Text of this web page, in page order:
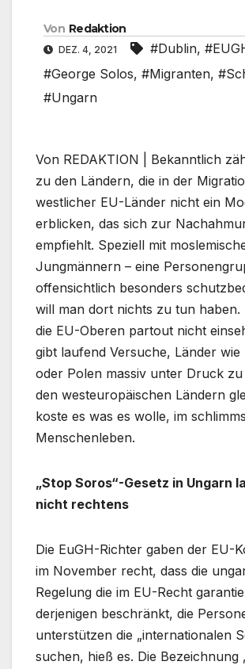
Von Redaktion
DEZ. 4, 2021 #Dublin,
#George Solos, #Migranten,
#Ungarn
Von REDAKTION | Bekanntlich
zu den Ländern, die in der
westlicher EU-Länder nicht ein
erblicken, das sich zur
empfiehlt. Speziell mit
Jungmännern – eine
offensichtlich besonders
will man dort nichts zu tun haben.
die EU-Oberen partout nicht
gibt laufend Versuche, Länder
oder Polen massiv unter Druck zu
den westeuropäischen Ländern
koste es was es wolle, im
Menschenleben.
„Stop Soros“-Gesetz in Ungarn
nicht rechtens
Die EuGH-Richter gaben der EU-
im November recht, dass die
Regelung die im EU-Recht
derjenigen beschränkt, die
unterstützen die „internationalen
suchen, hieß es. Die Bezeichnung